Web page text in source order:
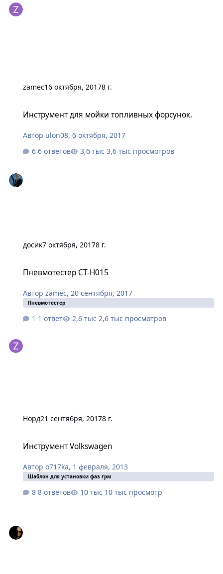
zamec16 октября, 20178 г.
Инструмент для мойки топливных форсунок.
Автор ulon08,6 октября, 2017
6 ответов
3,6 тыс просмотров
досик7 октября, 20178 г.
Пневмотестер CT-H015
Авторzamec,20 сентября, 2017
Пневмотестер
1 ответ 2,6 тыс просмотров
Норд21 сентября, 20178 г.
Инструмент Volkswagen
Авторo717ka, 1 февраля, 2013
Шаблон для установки фаз грм
8 ответов 10 тыс просмотр